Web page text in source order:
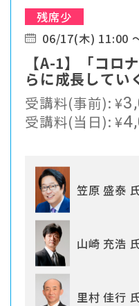
残席少
06/17(木) 11:00
【A-1】「コロ
らに成長してい
くり」
受講料(事前):¥
受講料(当日):¥
笠原 盛泰
山崎 充浩
里村 佳行